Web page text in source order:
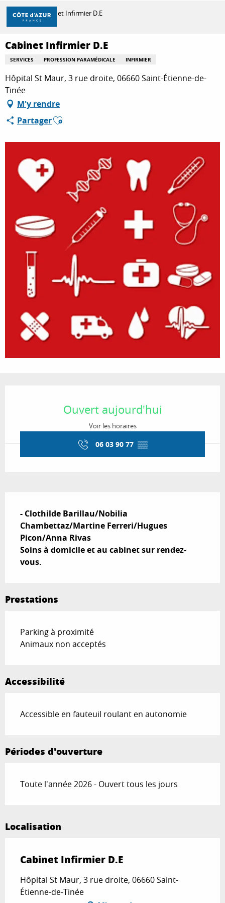
Aller
contenu
principal
DÉCOUVRIR
À FAIRE
SÉJOURNER
Accueil Cabinet Infirmier D.E
Cabinet Infirmier D.E
SERVICES PROFESSION PARAMÉDICALE INFIRMIER
Hôpital St Maur, 3 rue droite, 06660 Saint-Étienne-de-
Tinée
M'y rendre
PartagerAjouter aux favoris
Ouvert aujourd'hui
Voir les horaires
06 03 90 77 ▒▒
- Clothilde Barillau/Nobilia
Chambettaz/Martine Ferreri/Hugues
Picon/Anna Rivas
Soins à domicile et au cabinet sur rendez-
vous.
Prestations
Parking à proximité
Animaux non acceptés
Accessibilité
Accessible en fauteuil roulant en autonomie
Périodes d'ouverture
Toute l'année 2026 - Ouvert tous les jours
Localisation
Cabinet Infirmier D.E
Hôpital St Maur, 3 rue droite, 06660 Saint-
Étienne-de-Tinée